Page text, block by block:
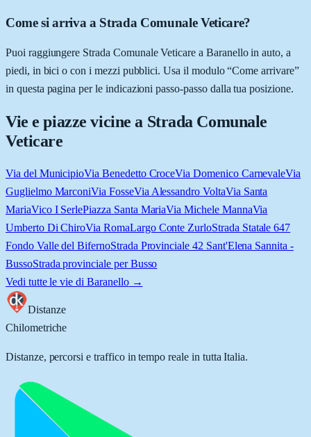
Come si arriva a Strada Comunale Veticare?
Puoi raggiungere Strada Comunale Veticare a Baranello in auto, a
piedi, in bici o con i mezzi pubblici. Usa il modulo “Come arrivare”
in questa pagina per le indicazioni passo-passo dalla tua posizione.
Vie e piazze vicine a Strada Comunale
Veticare
Via del MunicipioVia Benedetto CroceVia Domenico CarnevaleVia
Guglielmo MarconiVia FosseVia Alessandro VoltaVia Santa
MariaVico I SerlePiazza Santa MariaVia Michele MannaVia
Umberto Di ChiroVia RomaLargo Conte ZurloStrada Statale 647
Fondo Valle del BifernoStrada Provinciale 42 Sant'Elena Sannita -
BussoStrada provinciale per Busso
Vedi tutte le vie di Baranello→
Distanze
Chilometriche
Distanze, percorsi e traffico in tempo reale in tutta Italia.